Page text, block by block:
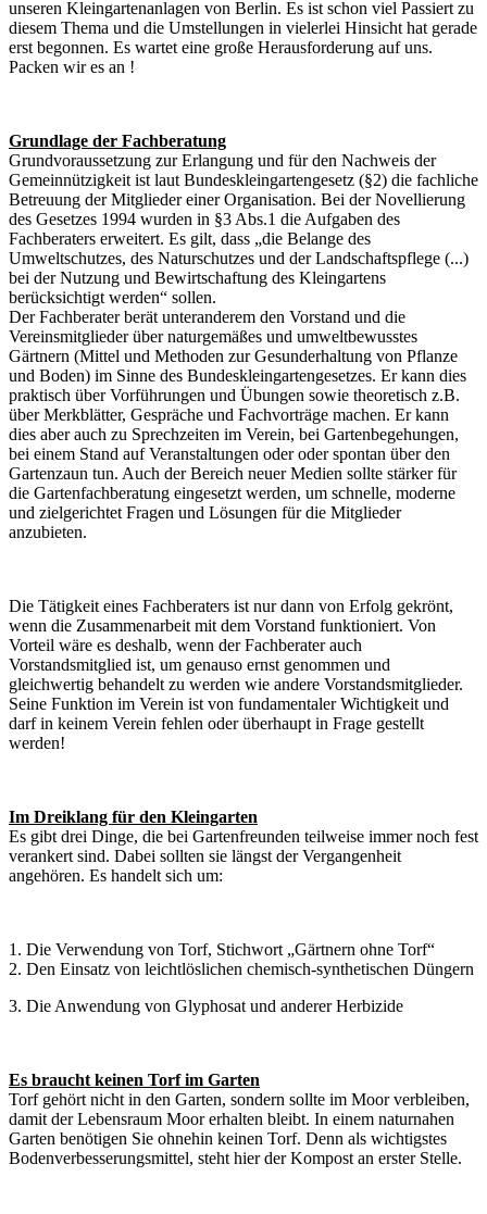
unseren Kleingartenanlagen von Berlin. Es ist schon viel Passiert zu
diesem Thema und die Umstellungen in vielerlei Hinsicht hat gerade
erst begonnen. Es wartet eine große Herausforderung auf uns.
Packen wir es an !
Grundlage der Fachberatung
Grundvoraussetzung zur Erlangung und für den Nachweis der
Gemeinnützigkeit ist laut Bundeskleingartengesetz (§2) die fachliche
Betreuung der Mitglieder einer Organisation. Bei der Novellierung
des Gesetzes 1994 wurden in §3 Abs.1 die Aufgaben des
Fachberaters erweitert. Es gilt, dass „die Belange des
Umweltschutzes, des Naturschutzes und der Landschaftspflege (...)
bei der Nutzung und Bewirtschaftung des Kleingartens
berücksichtigt werden“ sollen.
Der Fachberater berät unteranderem den Vorstand und die
Vereinsmitglieder über naturgemäßes und umweltbewusstes
Gärtnern (Mittel und Methoden zur Gesunderhaltung von Pflanze
und Boden) im Sinne des Bundeskleingartengesetzes. Er kann dies
praktisch über Vorführungen und Übungen sowie theoretisch z.B.
über Merkblätter, Gespräche und Fachvorträge machen. Er kann
dies aber auch zu Sprechzeiten im Verein, bei Gartenbegehungen,
bei einem Stand auf Veranstaltungen oder oder spontan über den
Gartenzaun tun. Auch der Bereich neuer Medien sollte stärker für
die Gartenfachberatung eingesetzt werden, um schnelle, moderne
und zielgerichtet Fragen und Lösungen für die Mitglieder
anzubieten.
Die Tätigkeit eines Fachberaters ist nur dann von Erfolg gekrönt,
wenn die Zusammenarbeit mit dem Vorstand funktioniert. Von
Vorteil wäre es deshalb, wenn der Fachberater auch
Vorstandsmitglied ist, um genauso ernst genommen und
gleichwertig behandelt zu werden wie andere Vorstandsmitglieder.
Seine Funktion im Verein ist von fundamentaler Wichtigkeit und
darf in keinem Verein fehlen oder überhaupt in Frage gestellt
werden!
Im Dreiklang für den Kleingarten
Es gibt drei Dinge, die bei Gartenfreunden teilweise immer noch fest
verankert sind. Dabei sollten sie längst der Vergangenheit
angehören. Es handelt sich um:
1. Die Verwendung von Torf, Stichwort „Gärtnern ohne Torf“
2. Den Einsatz von leichtlöslichen chemisch-synthetischen Düngern
3. Die Anwendung von Glyphosat und anderer Herbizide
Es braucht keinen Torf im Garten
Torf gehört nicht in den Garten, sondern sollte im Moor verbleiben,
damit der Lebensraum Moor erhalten bleibt. In einem naturnahen
Garten benötigen Sie ohnehin keinen Torf. Denn als wichtigstes
Bodenverbesserungsmittel, steht hier der Kompost an erster Stelle.